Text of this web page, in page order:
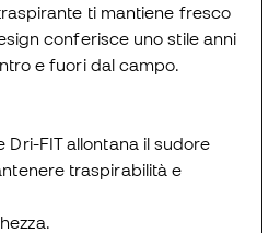
ti mantiene fresco
conferisce uno stile anni
e fuori dal campo.
Dri-FIT allontana il sudore
traspirabilità e